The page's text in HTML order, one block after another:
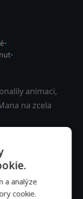
animaci,
na zcela
a analýze
cookie.